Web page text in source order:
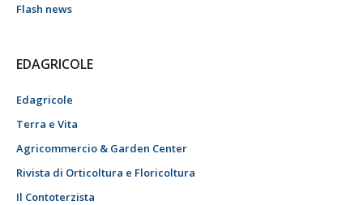
Flash news
EDAGRICOLE
Edagricole
Terra e Vita
Agricommercio & Garden Center
Rivista di Orticoltura e Floricoltura
Il Contoterzista